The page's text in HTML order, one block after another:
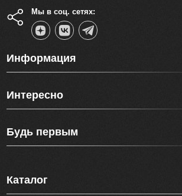
Мы в соц. сетях:
Информация
Интересно
Будь первым
Каталог